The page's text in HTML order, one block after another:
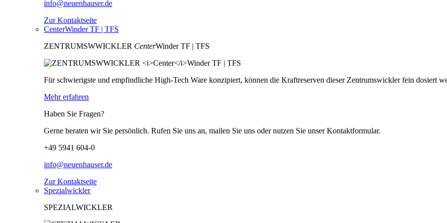
info@neuenhauser.de
Zur Kontaktseite
CenterWinder TF | TFS
ZENTRUMSWWICKLER CenterWinder TF | TFS
Für schwierigste und empfindliche High-Tech Ware konzipiert, können die Kraftreserven dieser Zentrumswickler fein dosiert
Mehr erfahren
Haben Sie Fragen?
Gerne beraten wir Sie persönlich. Rufen Sie uns an, mailen Sie uns oder nutzen Sie unser Kontaktformular.
+49 5941 604-0
info@neuenhauser.de
Zur Kontaktseite
Spezialwickler
SPEZIALWICKLER